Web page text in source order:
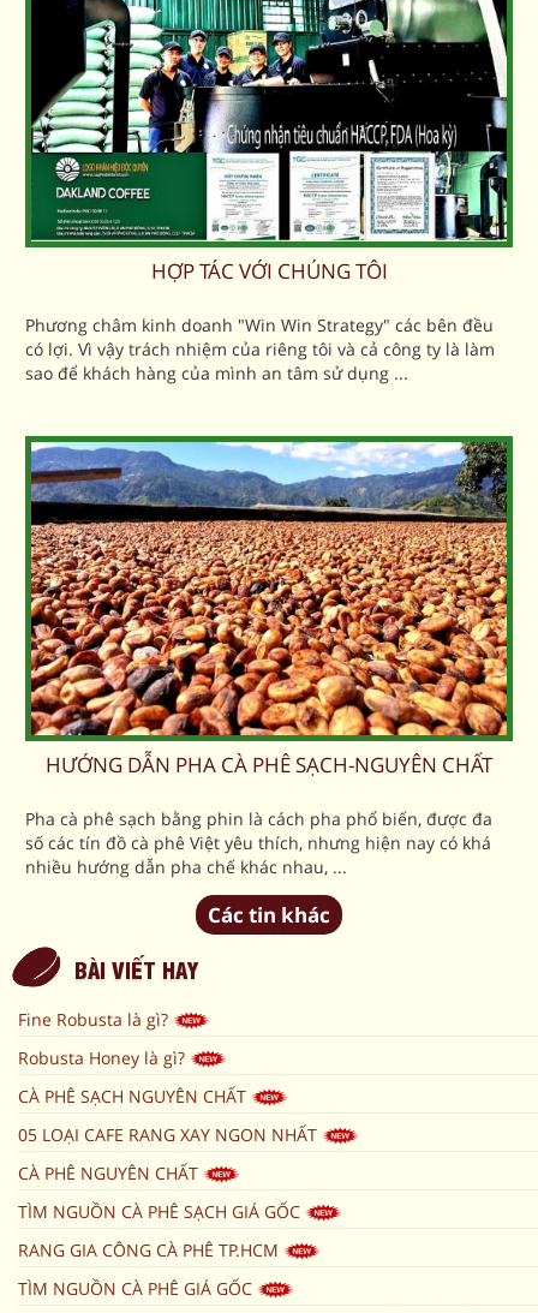
HỢP TÁC VỚI CHÚNG TÔI
Phương châm kinh doanh "Win Win Strategy" các bên đều
có lợi. Vì vậy trách nhiệm của riêng tôi và cả công ty là làm
sao để khách hàng của mình an tâm sử dụng ...
HƯỚNG DẪN PHA CÀ PHÊ SẠCH-NGUYÊN CHẤT
Pha cà phê sạch bằng phin là cách pha phổ biến, được đa
số các tín đồ cà phê Việt yêu thích, nhưng hiện nay có khá
nhiều hướng dẫn pha chế khác nhau, ...
Các tin khác
BÀI VIẾT HAY
Fine Robusta là gì?
Robusta Honey là gì?
CÀ PHÊ SẠCH NGUYÊN CHẤT
05 LOẠI CAFE RANG XAY NGON NHẤT
CÀ PHÊ NGUYÊN CHẤT
TÌM NGUỒN CÀ PHÊ SẠCH GIÁ GỐC
RANG GIA CÔNG CÀ PHÊ TP.HCM
TÌM NGUỒN CÀ PHÊ GIÁ GỐC